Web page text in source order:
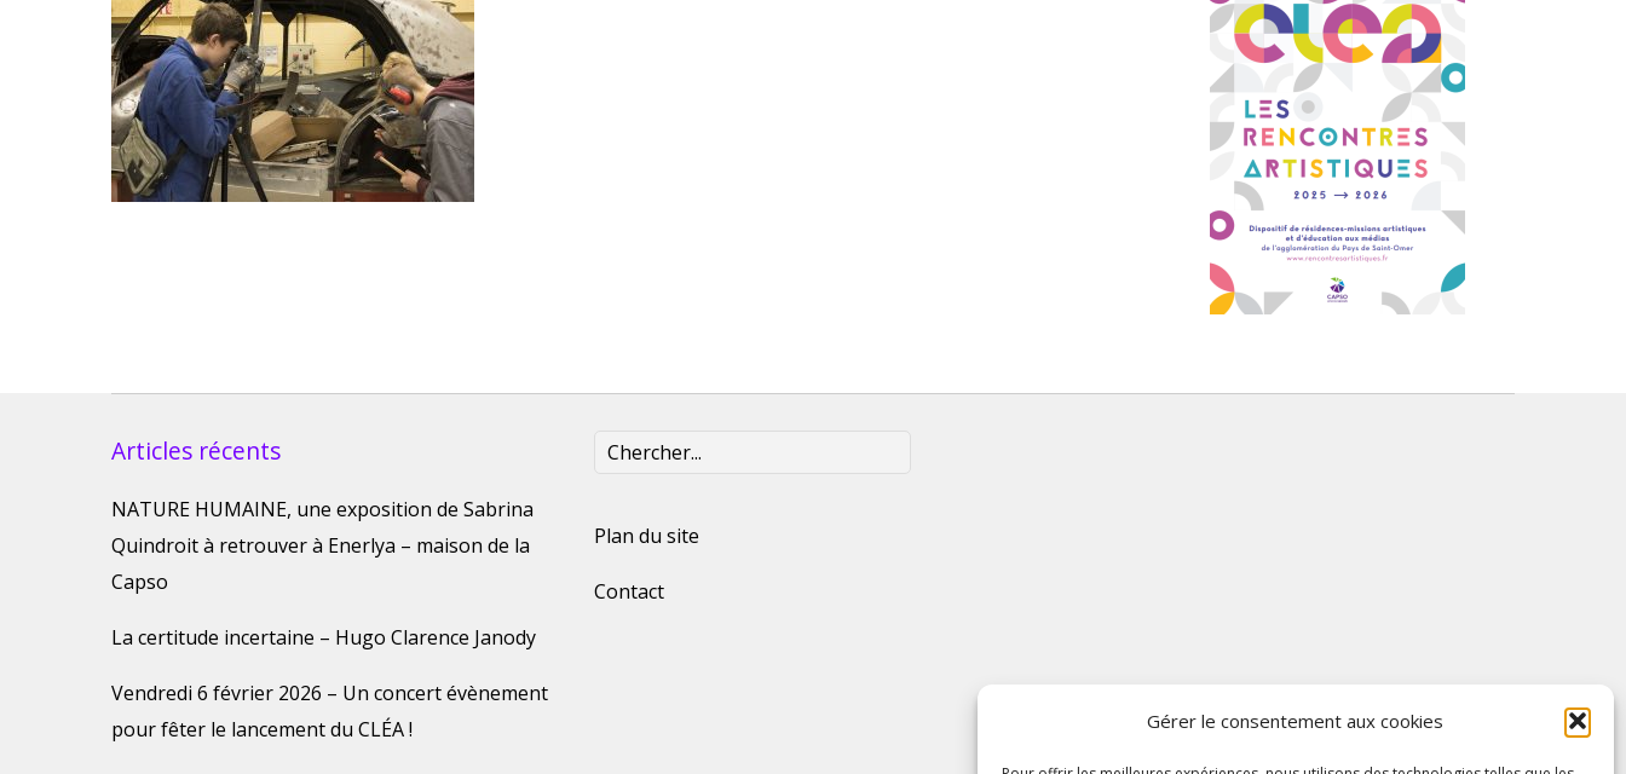
Gérer le consentement aux cookies
Articles récents
NATURE HUMAINE, une exposition de Sabrina
Quindroit à retrouver à Enerlya – maison de la
Capso
La certitude incertaine – Hugo Clarence Janody
Vendredi 6 février 2026 – Un concert évènement
pour fêter le lancement du CLÉA !
Plan du site
Contact